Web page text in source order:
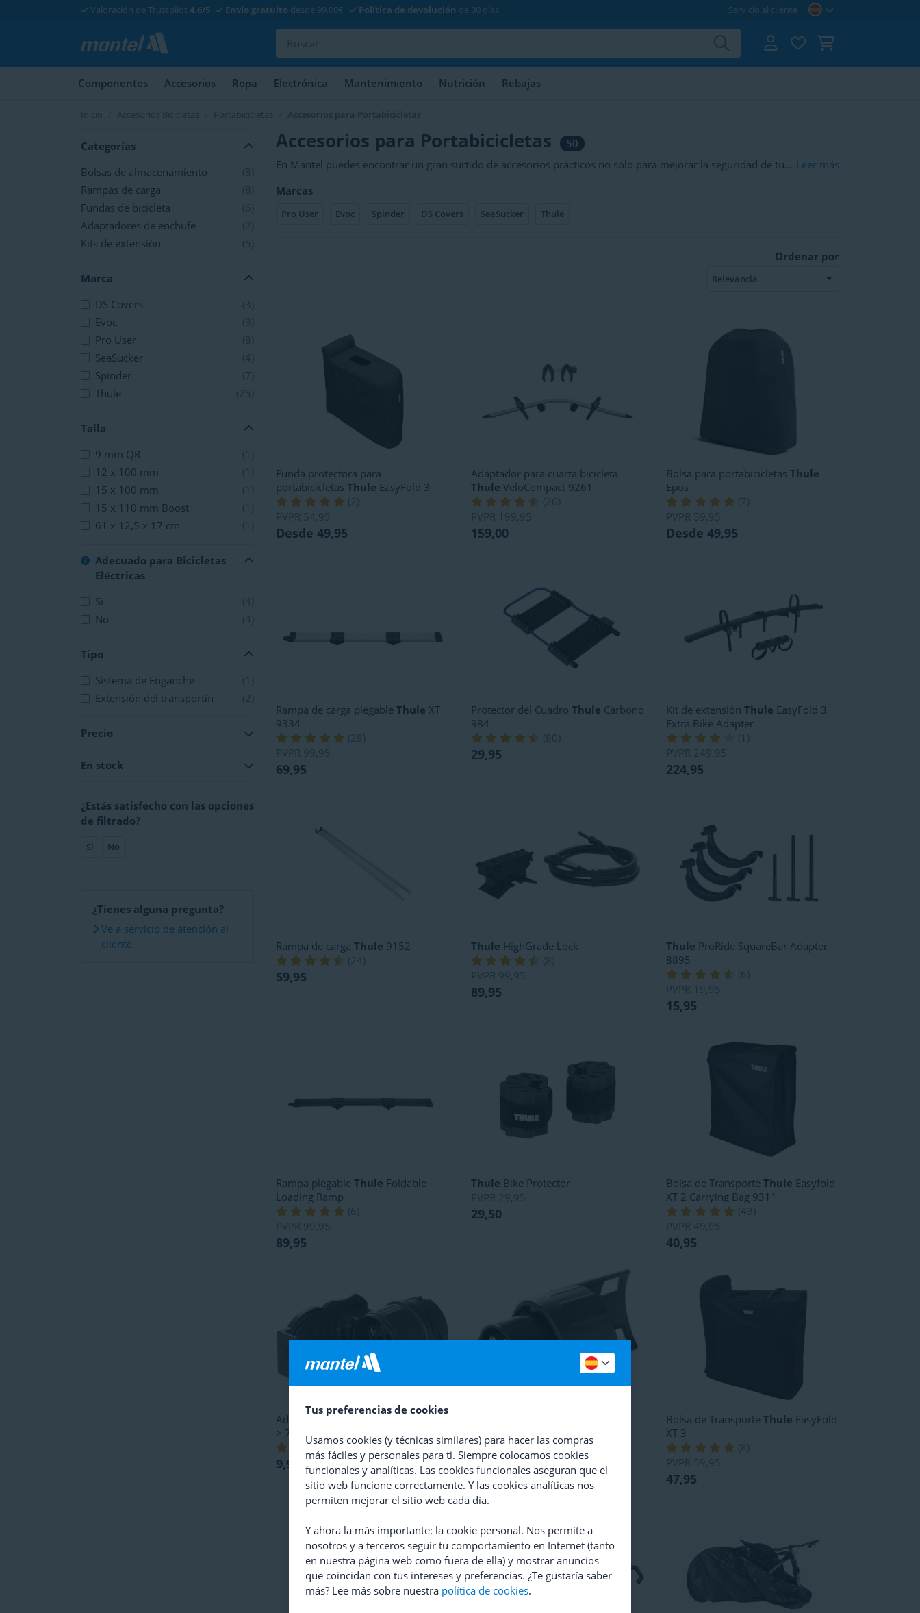
Valoración de Trustpilot 4.6/5 Envío gratuito desde 99,00€ Política de devolución de 30 días Servicio al cliente
Componentes Accesorios Ropa Electrónica Mantenimiento Nutrición Rebajas
Inicio Accesorios Bicicletas Portabicicletas Accesorios para Portabicicletas
Categorías
Bolsas de almacenamiento
(8)
Rampas de carga
(8)
Fundas de bicicleta
(6)
Adaptadores de enchufe
(2)
Kits de extensión
(5)
Marca
DS Covers
(3)
Evoc
(3)
Pro User
(8)
SeaSucker
(4)
Spinder
(7)
Thule
(25)
Talla
9 mm QR
(1)
12 x 100 mm
(1)
15 x 100 mm
(1)
15 x 110 mm Boost
(1)
61 x 12,5 x 17 cm
(1)
Adecuado para Bicicletas
Eléctricas
Si
(4)
No
(4)
Tipo
Sistema de Enganche
(1)
Extensión del transportín
(2)
Precio
En stock
¿Estás satisfecho con las opciones
de filtrado?
Si No
¿Tienes alguna pregunta?
Ve a servicio de atención al
cliente
Accesorios para Portabicicletas
50
En Mantel puedes encontrar un gran surtido de accesorios prácticos no sólo para mejorar la seguridad de tu
de ampliación que te permita transportar una bicicleta extra.
Leer más
Marcas
Pro User Evoc Spinder DS Covers SeaSucker Thule
Ordenar por
Funda protectora para
portabicicletas Thule EasyFold 3
( 2
PVPR 54,95
Desde 49,95
Adaptador para cuarta bicicleta
Thule VeloCompact 9261
( 26
PVPR
199,95
159,00
Bolsa para portabicicletas Thule
Epos
(7
PVPR 59,95
Desde 49,95
Rampa de carga plegable Thule XT
9334
( 28
PVPR 99,95
69,95
Protector del Cuadro Thule Carbono
984
(80
29,95
Kit de extensión Thule EasyFold 3
Extra Bike Adapter
(
PVPR 249,95
224,95
Rampa de carga Thule 9152
(24
59,95
Thule HighGrade Lock
(8
PVPR 99,95
89,95
Thule ProRide SquareBar Adapter
8895
(6
PVPR
19,95
15,95
Rampa plegable Thule Foldable
Loading Ramp
(6
PVPR 99,95
89,95
Thule Bike Protector
PVPR 29,95
29,50
Bolsa de Transporte Thule Easyfold
XT 2 Carrying Bag 9311
(43
PVPR 49,95
40,95
Adaptador
> 7 p
(8)
9,95
Jaeger
(13)
9,95
Bolsa de Transporte Thule EasyFold
XT 3
(8
PVPR 59,95
47,95
Tus preferencias de cookies
Usamos cookies (y técnicas similares) para hacer las compras
más fáciles y personales para ti. Siempre colocamos cookies
funcionales y analíticas. Las cookies funcionales aseguran que el
sitio web funcione correctamente. Y las cookies analíticas nos
permiten mejorar el sitio web cada día.
Y ahora la más importante: la cookie personal. Nos permite a
nosotros y a terceros seguir tu comportamiento en Internet (tanto
en nuestra página web como fuera de ella) y mostrar anuncios
que coincidan con tus intereses y preferencias. ¿Te gustaría saber
más? Lee más sobre nuestra política de cookies.